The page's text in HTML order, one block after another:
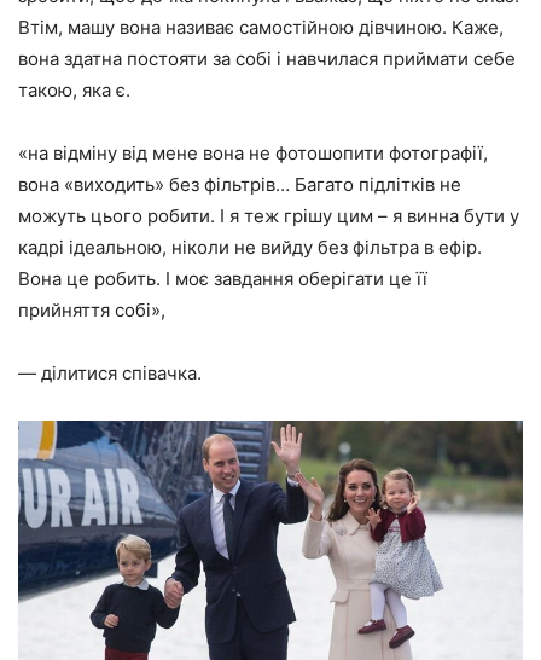
Втім, машу вона називає самостійною дівчиною. Каже,
вона здатна постояти за собі і навчилася приймати себе
такою, яка є.
«на відміну від мене вона не фотошопити фотографії,
вона «виходить» без фільтрів… Багато підлітків не
можуть цього робити. І я теж грішу цим – я винна бути у
кадрі ідеальною, ніколи не вийду без фільтра в ефір.
Вона це робить. І моє завдання оберігати це її
прийняття собі»,
— ділитися співачка.